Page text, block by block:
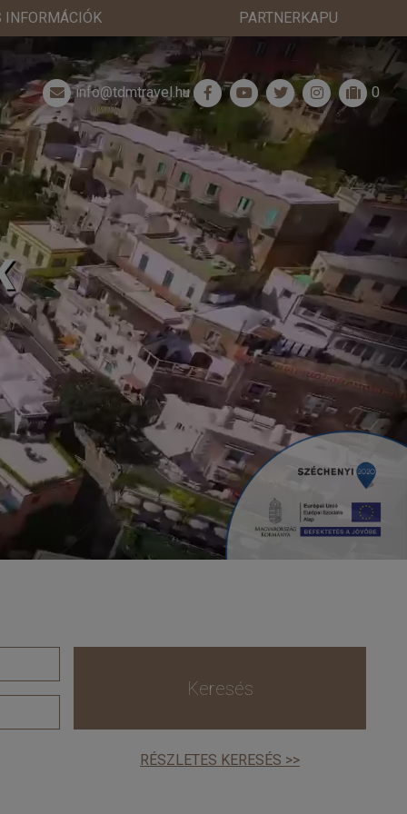
INFORMÁCIÓK PARTNERKAPU
info@tdmtravel.hu 0
Keresés
RÉSZLETES KERESÉS >>